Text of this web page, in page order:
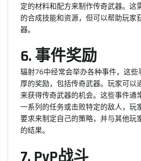
定的材料和配方来制作传奇武器。这
的合成技能和资源，但可以帮助玩家
器。
6. 事件奖励
辐射76中经常会举办各种事件，这些
厚的奖励，包括传奇武器。玩家可以
来获得传奇武器的机会。这些事件通
一系列的任务或击败特定的敌人，玩
要求来制定自己的策略，并与其他玩
的结果。
7. PvP战斗